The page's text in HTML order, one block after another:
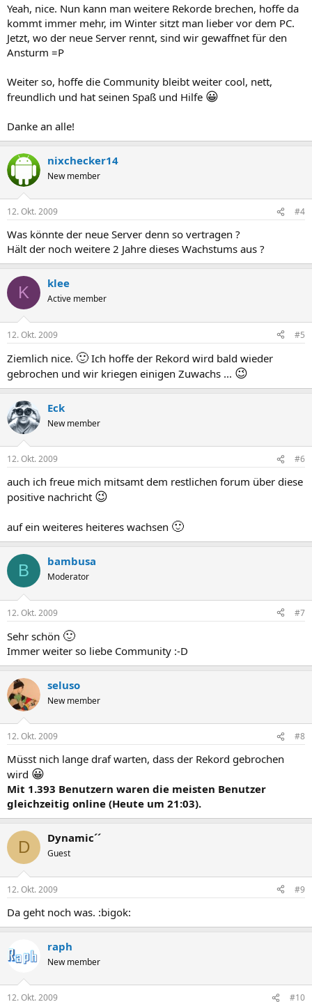
Yeah, nice. Nun kann man weitere Rekorde brechen, hoffe da
kommt immer mehr, im Winter sitzt man lieber vor dem PC.
Jetzt, wo der neue Server rennt, sind wir gewaffnet für den
Ansturm =P
Weiter so, hoffe die Community bleibt weiter cool, nett,
freundlich und hat seinen Spaß und Hilfe 😀
Danke an alle!
nixchecker14
New member
12. Okt. 2009 #4
Was könnte der neue Server denn so vertragen ?
Hält der noch weitere 2 Jahre dieses Wachstums aus ?
K klee
Active member
12. Okt. 2009 #5
Ziemlich nice. 🙂 Ich hoffe der Rekord wird bald wieder
gebrochen und wir kriegen einigen Zuwachs ... 😉
Eck
New member
12. Okt. 2009 #6
auch ich freue mich mitsamt dem restlichen forum über diese
positive nachricht 😉
auf ein weiteres heiteres wachsen 🙂
B bambusa
Moderator
12. Okt. 2009 #7
Sehr schön 🙂
Immer weiter so liebe Community :-D
seluso
New member
12. Okt. 2009 #8
Müsst nich lange draf warten, dass der Rekord gebrochen
wird 😀
Mit 1.393 Benutzern waren die meisten Benutzer
gleichzeitig online (Heute um 21:03).
D Dynamic´´
Guest
12. Okt. 2009 #9
Da geht noch was. :bigok:
raph
New member
12. Okt. 2009 #10